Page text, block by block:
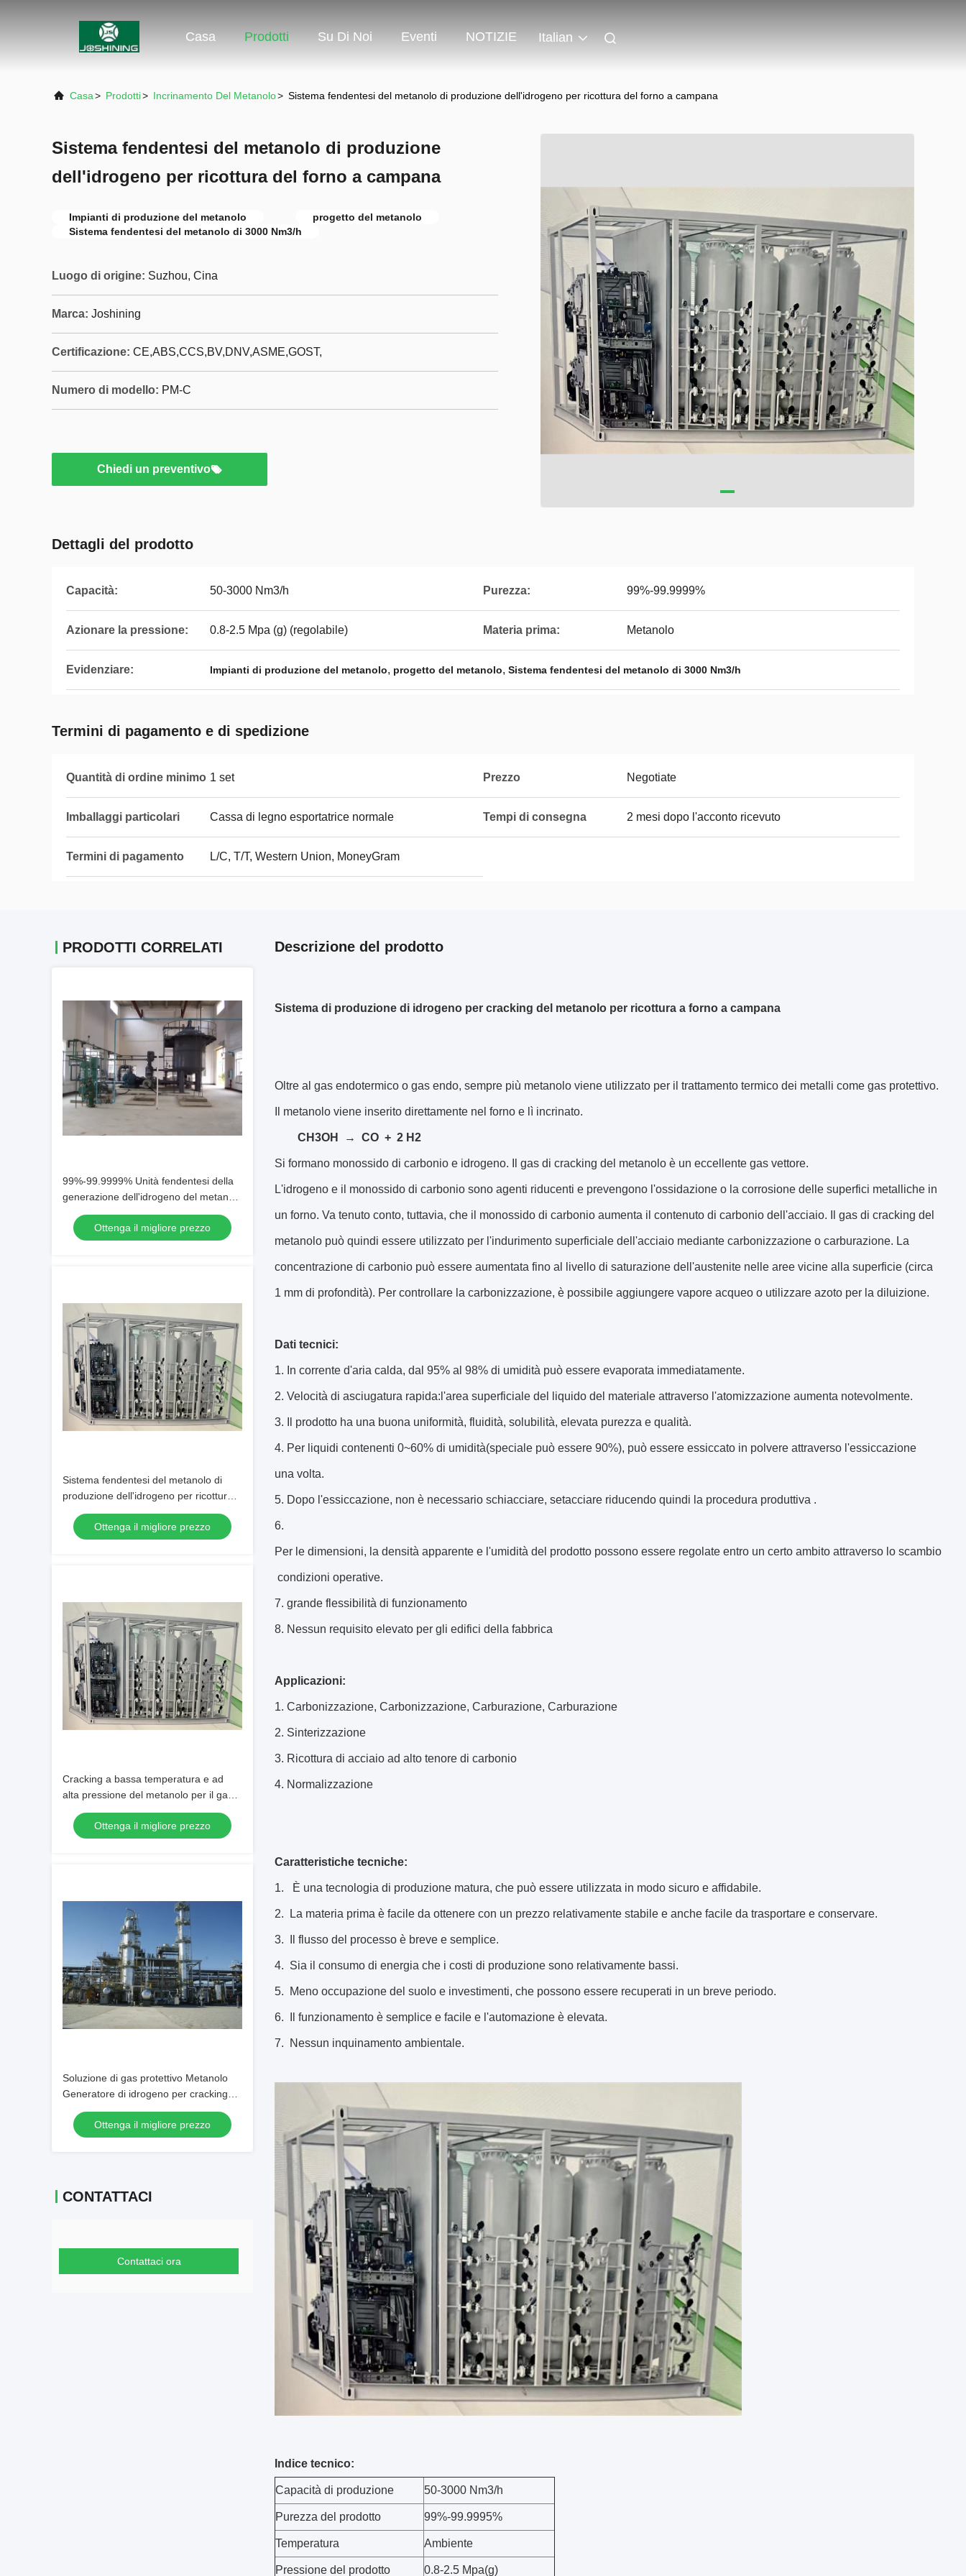
Casa Prodotti Su Di Noi Eventi NOTIZIE Italian
Casa> Prodotti> Incrinamento Del Metanolo> Sistema fendentesi del metanolo di produzione dell'idrogeno per ricottura del forno a campana
Sistema fendentesi del metanolo di produzione
dell'idrogeno per ricottura del forno a campana
Impianti di produzione del metanolo
progetto del metanolo
Sistema fendentesi del metanolo di 3000 Nm3/h
Luogo di origine: Suzhou, Cina
Marca: Joshining
Certificazione: CE,ABS,CCS,BV,DNV,ASME,GOST,
Numero di modello: PM-C
Chiedi un preventivo
Dettagli del prodotto
Capacità: 50-3000 Nm3/h Purezza: 99%-99.9999%
Azionare la pressione: 0.8-2.5 Mpa (g) (regolabile) Materia prima: Metanolo
Evidenziare: Impianti di produzione del metanolo, progetto del metanolo, Sistema fendentesi del metanolo di 3000 Nm3/h
Termini di pagamento e di spedizione
Quantità di ordine minimo 1 set Prezzo Negotiate
Imballaggi particolari Cassa di legno esportatrice normale Tempi di consegna 2 mesi dopo l'acconto ricevuto
Termini di pagamento L/C, T/T, Western Union, MoneyGram
PRODOTTI CORRELATI
99%-99.9999% Unità fendentesi della
generazione dell'idrogeno del metanolo
di purezza
Ottenga il migliore prezzo
Sistema fendentesi del metanolo di
produzione dell'idrogeno per ricottura
del forno a campana
Ottenga il migliore prezzo
Cracking a bassa temperatura e ad
alta pressione del metanolo per il gas
protettivo nei forni
Ottenga il migliore prezzo
Soluzione di gas protettivo Metanolo
Generatore di idrogeno per cracking
con tecnologia avanzata
Ottenga il migliore prezzo
CONTATTACI
Contattaci ora
Descrizione del prodotto
Sistema di produzione di idrogeno per cracking del metanolo per ricottura a forno a campana
Oltre al gas endotermico o gas endo, sempre più metanolo viene utilizzato per il trattamento termico dei metalli come gas protettivo.
Il metanolo viene inserito direttamente nel forno e lì incrinato.
CH3OH → CO + 2 H2
Si formano monossido di carbonio e idrogeno. Il gas di cracking del metanolo è un eccellente gas vettore.
L'idrogeno e il monossido di carbonio sono agenti riducenti e prevengono l'ossidazione o la corrosione delle superfici metalliche in
un forno. Va tenuto conto, tuttavia, che il monossido di carbonio aumenta il contenuto di carbonio dell'acciaio. Il gas di cracking del
metanolo può quindi essere utilizzato per l'indurimento superficiale dell'acciaio mediante carbonizzazione o carburazione. La
concentrazione di carbonio può essere aumentata fino al livello di saturazione dell'austenite nelle aree vicine alla superficie (circa
1 mm di profondità). Per controllare la carbonizzazione, è possibile aggiungere vapore acqueo o utilizzare azoto per la diluizione.
Dati tecnici:
1. In corrente d'aria calda, dal 95% al 98% di umidità può essere evaporata immediatamente.
2. Velocità di asciugatura rapida:l'area superficiale del liquido del materiale attraverso l'atomizzazione aumenta notevolmente.
3. Il prodotto ha una buona uniformità, fluidità, solubilità, elevata purezza e qualità.
4. Per liquidi contenenti 0~60% di umidità(speciale può essere 90%), può essere essiccato in polvere attraverso l'essiccazione
una volta.
5. Dopo l'essiccazione, non è necessario schiacciare, setacciare riducendo quindi la procedura produttiva .
6.
Per le dimensioni, la densità apparente e l'umidità del prodotto possono essere regolate entro un certo ambito attraverso lo scambio
condizioni operative.
7. grande flessibilità di funzionamento
8. Nessun requisito elevato per gli edifici della fabbrica
Applicazioni:
1. Carbonizzazione, Carbonizzazione, Carburazione, Carburazione
2. Sinterizzazione
3. Ricottura di acciaio ad alto tenore di carbonio
4. Normalizzazione
Caratteristiche tecniche:
1. È una tecnologia di produzione matura, che può essere utilizzata in modo sicuro e affidabile.
2. La materia prima è facile da ottenere con un prezzo relativamente stabile e anche facile da trasportare e conservare.
3. Il flusso del processo è breve e semplice.
4. Sia il consumo di energia che i costi di produzione sono relativamente bassi.
5. Meno occupazione del suolo e investimenti, che possono essere recuperati in un breve periodo.
6. Il funzionamento è semplice e facile e l'automazione è elevata.
7. Nessun inquinamento ambientale.
Indice tecnico:
Capacità di produzione 50-3000 Nm3/h
Purezza del prodotto 99%-99.9995%
Temperatura Ambiente
Pressione del prodotto 0.8-2.5 Mpa(g)